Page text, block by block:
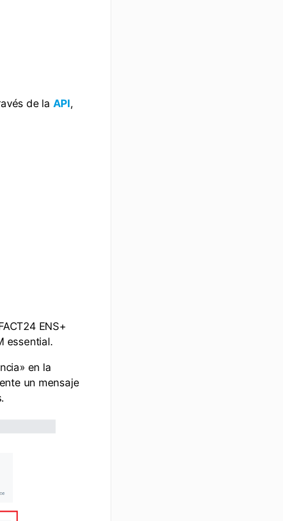
de la API,
ENS+
essential.
en la
un mensaje